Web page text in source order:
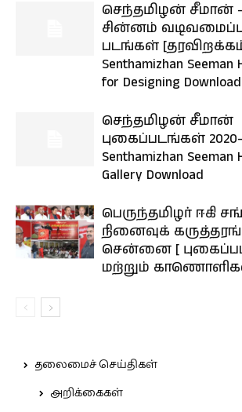
செந்தமிழன் சீமான்
சின்னம்
படங்கள்
Senthamizhan Seeman
for Designing
செந்தமிழன் சீமான்
புகைப்படங்கள் 2020-
Senthamizhan Seeman
Gallery Download
பெருந்தமிழர் ஈகி
நினைவுக்
சென்னை [
மற்றும்
தலைமைச் செய்திகள்
அறிக்கைகள்